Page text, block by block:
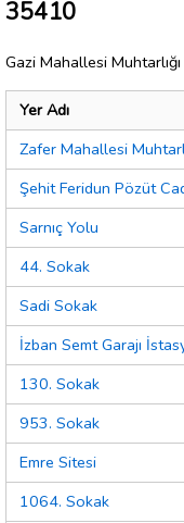
35410
Gazi Mahallesi
Yer Adı
Zafer Mahallesi
Şehit Feridun Pözüt
Sarnıç Yolu
44. Sokak
Sadi Sokak
İzban Semt Garajı
130. Sokak
953. Sokak
Emre Sitesi
1064. Sokak